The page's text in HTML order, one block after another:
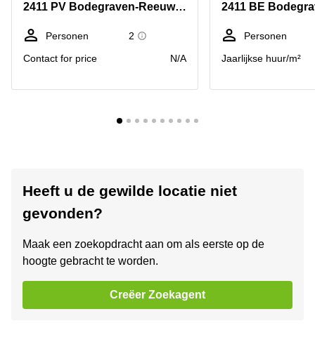
2411 PV Bodegraven-Reeuwijk
Personen
2
Contact for price
N/A
Personen
Jaarlijkse huur/m²
Heeft u de gewilde locatie niet
gevonden?
Maak een zoekopdracht aan om als eerste op de
hoogte gebracht te worden.
Creëer Zoekagent